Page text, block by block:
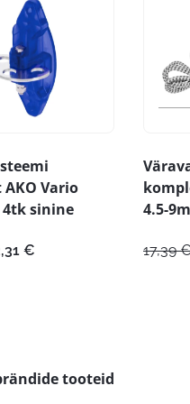
Vario
sinine
€
4.5-9m
17,39
tooteid